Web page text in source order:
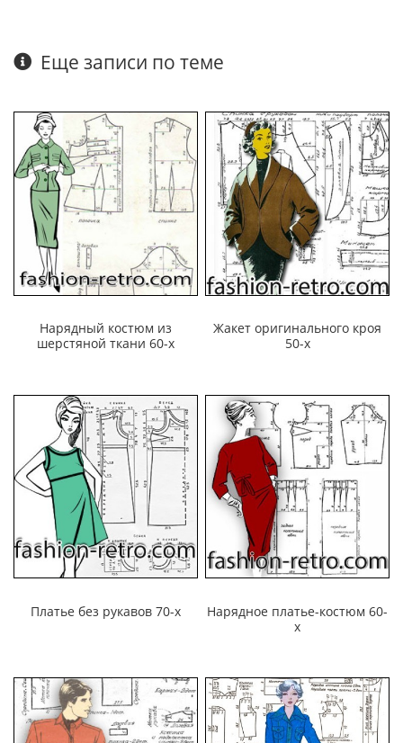
Еще записи по теме
Нарядный костюм из
шерстяной ткани 60-х
Жакет оригинального кроя
50-х
Платье без рукавов 70-х
Нарядное платье-костюм 60-
х